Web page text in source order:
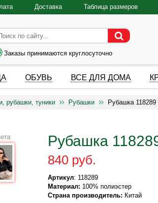
Доставка Таблица размеров
Заказы принимаются круглосуточно
ОБУВЬ ВСЕ ДЛЯ ДОМА
рубашки, туники Рубашки Рубашка 118289
Рубашка
840 руб.
Артикул: 118289
Материал: 100% полиэстер
Страна производитель: Китай